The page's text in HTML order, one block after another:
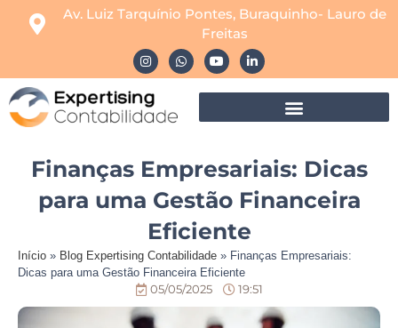
Av. Luiz Tarquínio Pontes, Buraquinho- Lauro de
Freitas
Finanças Empresariais: Dicas
para uma Gestão Financeira
Eficiente
Início » Blog Expertising Contabilidade » Finanças Empresariais:
Dicas para uma Gestão Financeira Eficiente
05/05/2025 19:51